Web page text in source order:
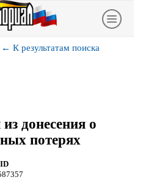
← К результатам поиска
донесения о
потерях
ID